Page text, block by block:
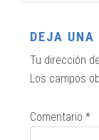
DEJA UNA
Tu dirección
Los campos
Comentario*